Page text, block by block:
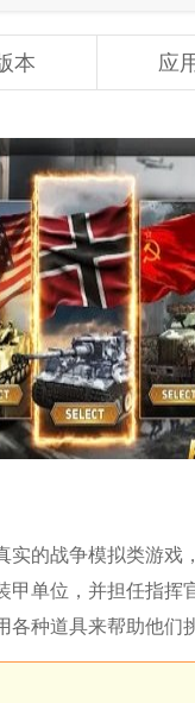
本 应
实的战争模拟类游戏
甲单位，并担任指
种道具来帮助他们